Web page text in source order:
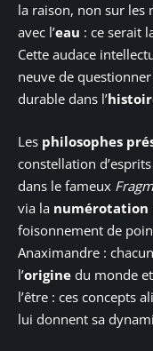
la raison, non sur les
avec l’eau : ce serait
Cette audace
neuve de
durable dans l’
Les philosophes
constellation
dans le fameux
via la numérotation
foisonnement de
Anaximandre :
l’origine du monde
l’être : ces concepts
lui donnent sa